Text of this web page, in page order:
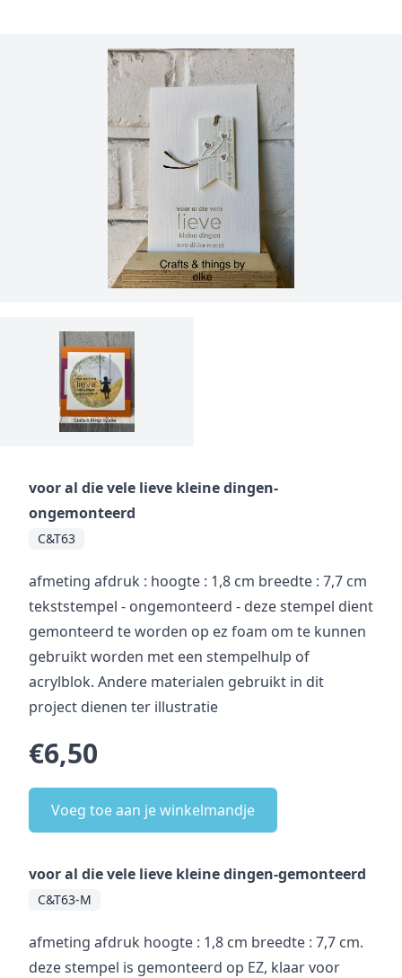
voor al die vele lieve kleine dingen-
ongemonteerd
C&T63
afmeting afdruk : hoogte : 1,8 cm breedte : 7,7 cm
tekststempel - ongemonteerd - deze stempel dient
gemonteerd te worden op ez foam om te kunnen
gebruikt worden met een stempelhulp of
acrylblok. Andere materialen gebruikt in dit
project dienen ter illustratie
€6,50
Voeg toe aan je winkelmandje
voor al die vele lieve kleine dingen-gemonteerd
C&T63-M
afmeting afdruk hoogte : 1,8 cm breedte : 7,7 cm.
deze stempel is gemonteerd op EZ, klaar voor